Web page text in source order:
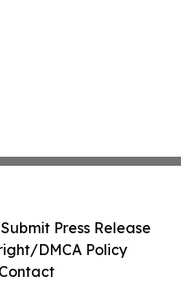
Submit Press Release
DMCA Policy
Contact